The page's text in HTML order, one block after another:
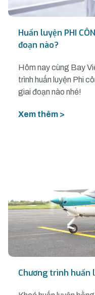
Huấn luyện PHI
đoạn nào?
Hôm nay cùng Bay
trình huấn luyện Phi
giai đoạn nào nhé!
Xem thêm >
Chương trình huấn